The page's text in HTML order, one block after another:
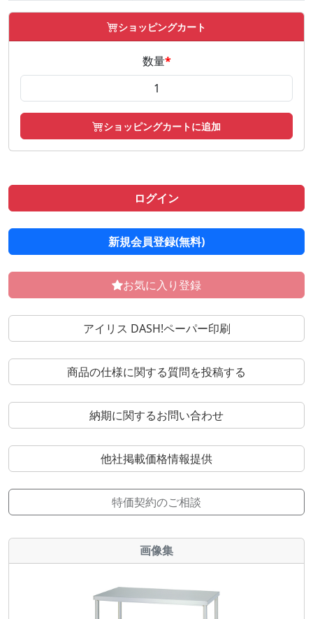
ショッピングカート
数量*
ショッピングカートに追加
ログイン
新規会員登録(無料)
お気に入り登録
アイリス DASH!ペーパー印刷
商品の仕様に関する質問を投稿する
納期に関するお問い合わせ
他社掲載価格情報提供
特価契約のご相談
画像集